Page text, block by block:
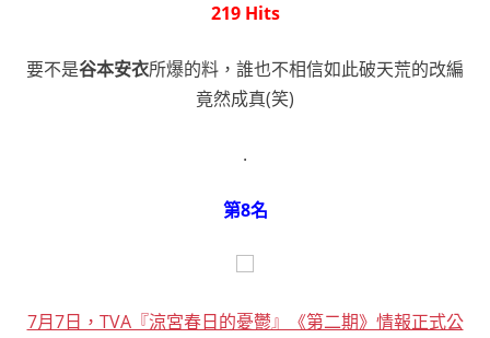
219 Hits
要不是谷本安衣所爆的料，誰也不相信如此破天荒的改編
竟然成真(笑)
.
第8名
7月7日，TVA『涼宮春日的憂鬱』《第二期》情報正式公